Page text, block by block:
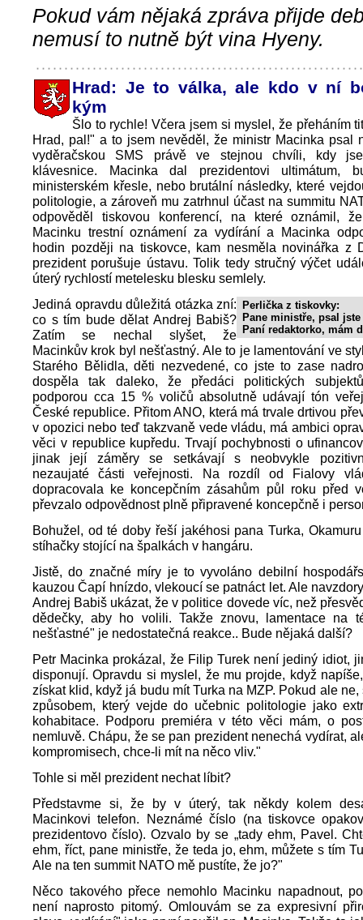
Pokud vám nějaká zpráva přijde
nemusí to nutně být vina Hyeny.
Hrad: Je to válka, ale kdo v ní
kým
Šlo to rychle! Včera jsem si myslel, že přeháním
Hrad, pal!" a to jsem nevěděl, že ministr Macinka psal
vyděračskou SMS právě ve stejnou chvíli, kdy
klávesnice. Macinka dal prezidentovi ultimátum,
ministerském křesle, nebo brutální následky, které
politologie, a zároveň mu zatrhnul účast na summitu
odpověděl tiskovou konferencí, na které oznámil,
Macinku trestní oznámení za vydírání a Macinka
hodin později na tiskovce, kam nesměla novinářka z
prezident porušuje ústavu. Tolik tedy stručný výčet
úterý rychlostí metelesku blesku semlely.
Perlička z tiskovky:
Pane ministře, psal
Paní redaktorko, mám
Jediná opravdu důležitá otázka zní:
co s tím bude dělat Andrej Babiš?
Zatím se nechal slyšet, že
Macinkův krok byl nešťastný. Ale to je lamentování ve
Starého Bělidla, děti nezvedené, co jste to zase
dospěla tak daleko, že předáci politických
podporou cca 15 % voličů absolutně udávají tón
České republice. Přitom ANO, která má trvale drtivou
v opozici nebo teď takzvaně vede vládu, má ambici
věci v republice kupředu. Trvají pochybnosti o
jinak její záměry se setkávají s neobvykle
nezaujaté části veřejnosti. Na rozdíl od Fialovy
dopracovala ke koncepčním zásahům půl roku před
převzalo odpovědnost plně připravené koncepčně i
Bohužel, od té doby řeší jakéhosi pana Turka,
stíhačky stojící na špalkách v hangáru.
Jistě, do značné míry je to vyvoláno debilní
kauzou Čapí hnízdo, vlekoucí se patnáct let. Ale
Andrej Babiš ukázat, že v politice dovede víc, než
dědečky, aby ho volili. Takže znovu, lamentace na
nešťastné" je nedostatečná reakce.. Bude nějaká další?
Petr Macinka prokázal, že Filip Turek není jediný idiot,
disponují. Opravdu si myslel, že mu projde, když
získat klid, když já budu mít Turka na MZP. Pokud ale
způsobem, který vejde do učebnic politologie jako
kohabitace. Podporu premiéra v této věci mám, o
nemluvě. Chápu, že se pan prezident nenechá vydírat,
kompromisech, chce-li mít na něco vliv."
Tohle si měl prezident nechat líbit?
Představme si, že by v úterý, tak někdy kolem
Macinkovi telefon. Neznámé číslo (na tiskovce
prezidentovo číslo). Ozvalo by se „tady ehm, Pavel.
ehm, říct, pane ministře, že teda jo, ehm, můžete s tím
Ale na ten summit NATO mě pustíte, že jo?"
Něco takového přece nemohlo Macinku napadnout,
není naprosto pitomý. Omlouvám se za expresivní